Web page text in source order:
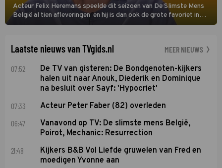
Acteur Felix Heremans speelde dit seizoen van De Slimste Mens
België al tien afleveringen en hij is dan ook de grote favoriet in
deze seizoensfinale. En er is Nederlandse inbreng, want komiek
Laatste nieuws van TVgids.nl MEER NIEUWS
07:52
De TV van gisteren: De Bondgenoten-kijkers
halen uit naar Anouk, Diederik en Dominique
na besluit over Sayf: 'Hypocriet'
07:33 Acteur Peter Faber (82) overleden
06:47
Vanavond op TV: De slimste mens België,
Poirot, Mechanic: Resurrection
21:48
Kijkers B&B Vol Liefde gruwelen van Fred en
moedigen Yvonne aan